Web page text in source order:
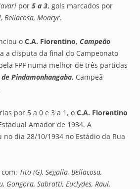
por 5 a 3, gols marcados por
Bellacosa, Moacyr.
o C.A. Fiorentino, Campeão
a disputa da final do Campeonato
FPF numa melhor de três partidas
Pindamonhangaba, Campeã
por 5 a 0 e 3 a 1, o C.A. Fiorentino
Amador de 1934. A
dia 28/10/1934 no Estádio da Rua
Tito (G), Segalla, Bellacosa,
Gongora, Sabratti, Euclydes, Raul,